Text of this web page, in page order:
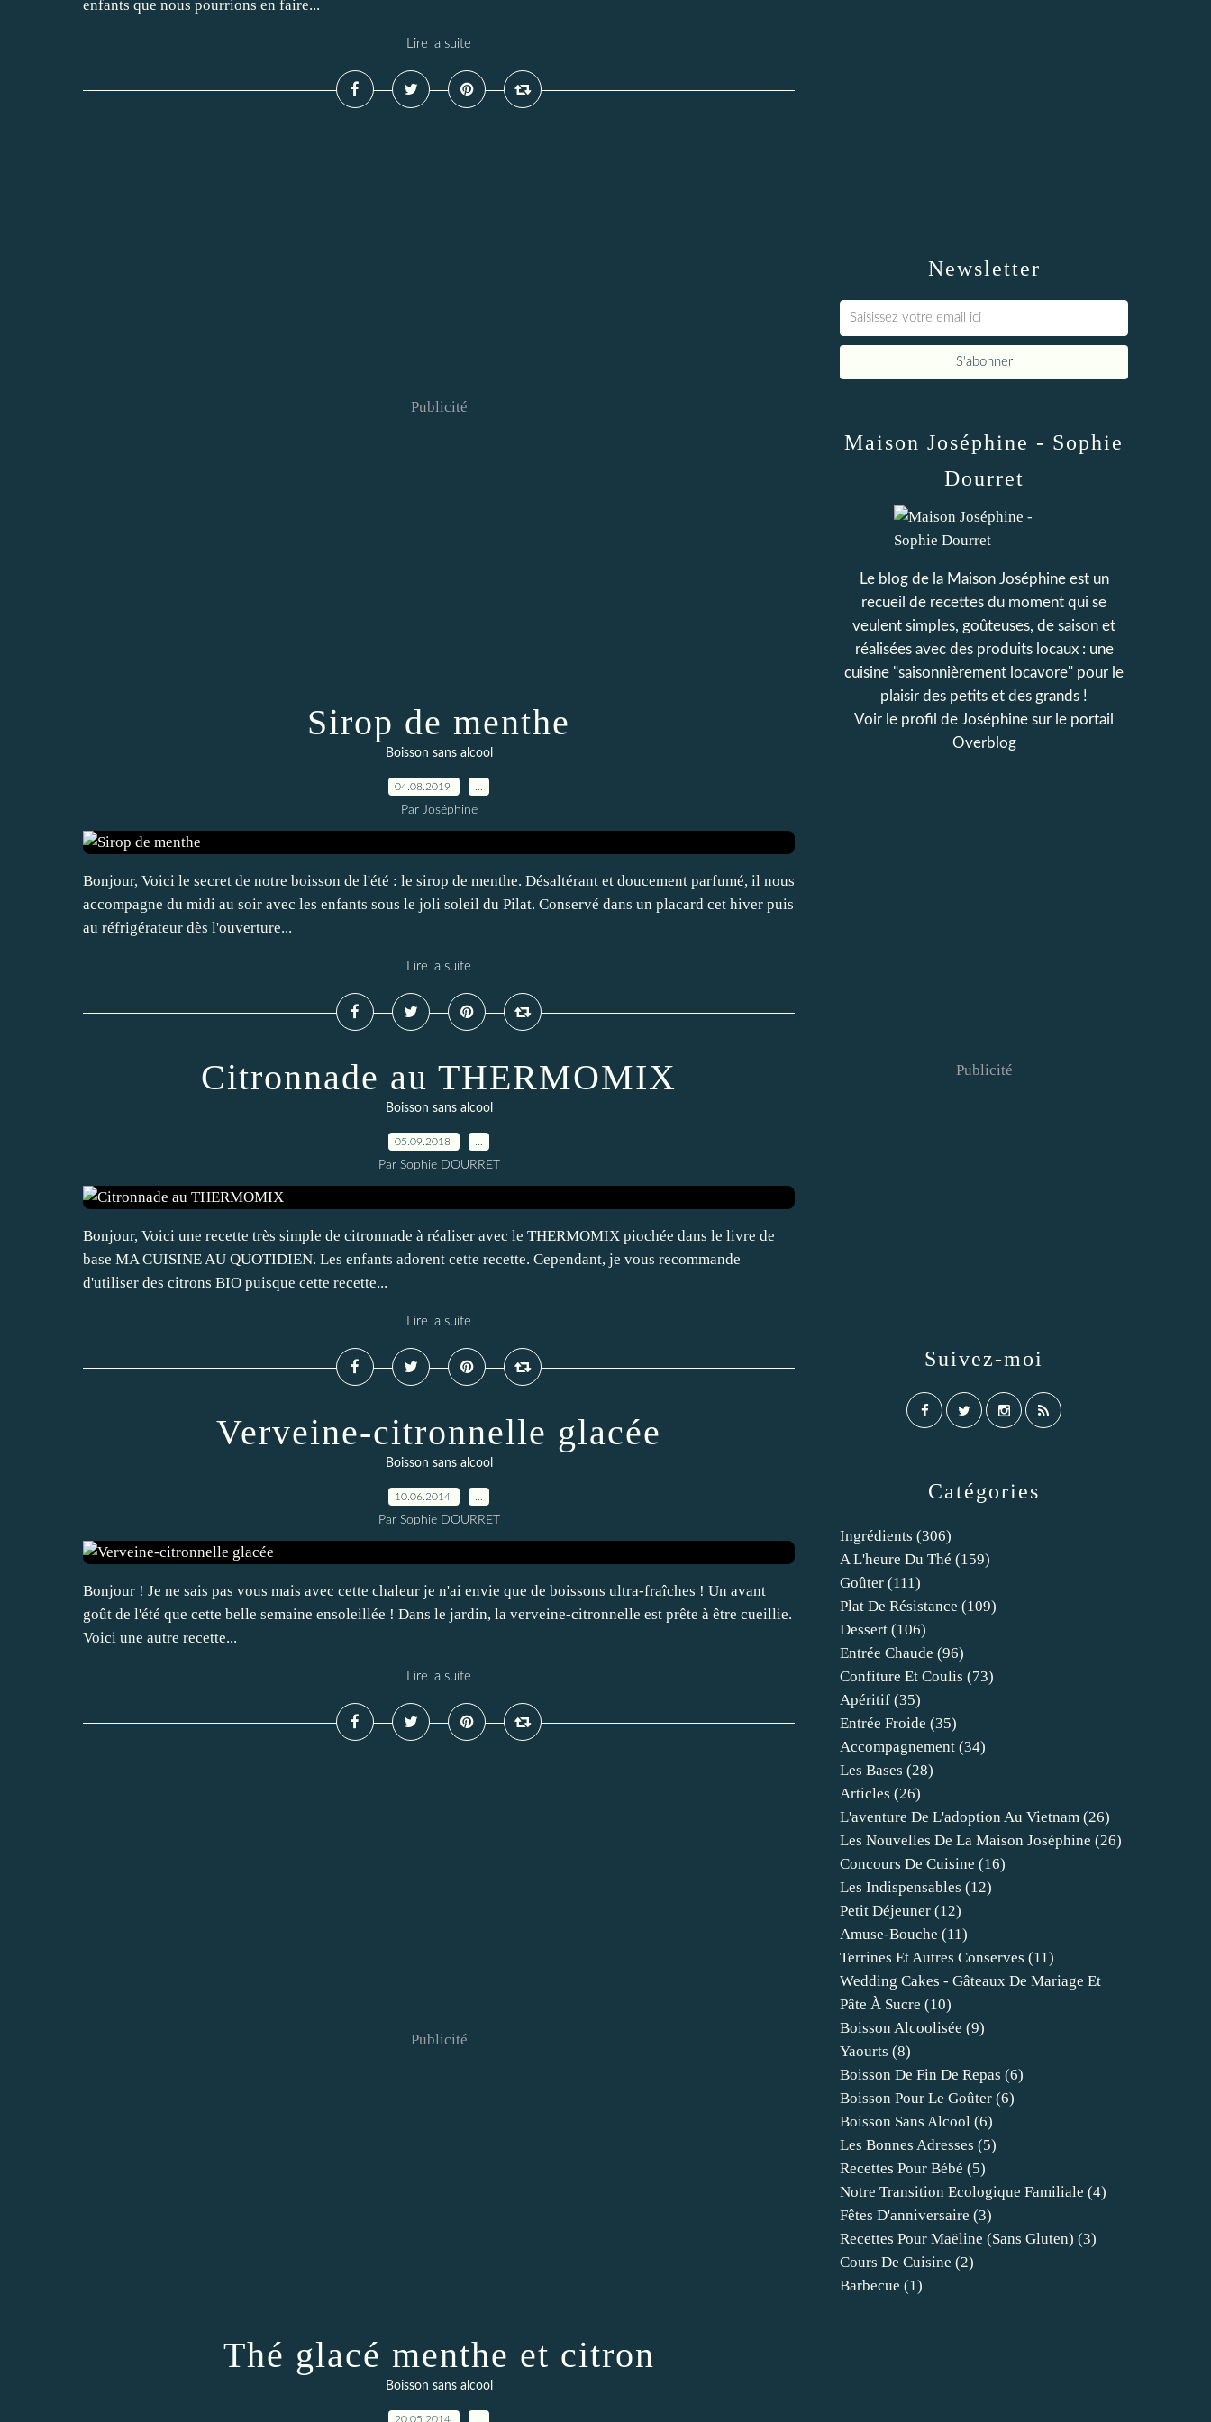
enfants que nous pourrions en faire...
Lire la suite
Publicité
Sirop de menthe
Boisson sans alcool
04.08.2019
Par Joséphine
Bonjour, Voici le secret de notre boisson de l'été : le sirop de menthe. Désaltérant et doucement parfumé, il nous
accompagne du midi au soir avec les enfants sous le joli soleil du Pilat. Conservé dans un placard cet hiver puis
au réfrigérateur dès l'ouverture...
Lire la suite
Citronnade au THERMOMIX
Boisson sans alcool
05.09.2018
Par Sophie DOURRET
Bonjour, Voici une recette très simple de citronnade à réaliser avec le THERMOMIX piochée dans le livre de
base MA CUISINE AU QUOTIDIEN. Les enfants adorent cette recette. Cependant, je vous recommande
d'utiliser des citrons BIO puisque cette recette...
Lire la suite
Verveine-citronnelle glacée
Boisson sans alcool
10.06.2014
Par Sophie DOURRET
Bonjour ! Je ne sais pas vous mais avec cette chaleur je n'ai envie que de boissons ultra-fraîches ! Un avant
goût de l'été que cette belle semaine ensoleillée ! Dans le jardin, la verveine-citronnelle est prête à être cueillie.
Voici une autre recette...
Lire la suite
Publicité
Thé glacé menthe et citron
Boisson sans alcool
20.05.2014
Newsletter
Catégories
Ingrédients (306)
A L'heure Du Thé (159)
Goûter (111)
Plat De Résistance (109)
Dessert (106)
Entrée Chaude (96)
Confiture Et Coulis (73)
Apéritif (35)
Entrée Froide (35)
Accompagnement (34)
Les Bases (28)
Articles (26)
L'aventure De L'adoption Au Vietnam (26)
Les Nouvelles De La Maison Joséphine (26)
Concours De Cuisine (16)
Les Indispensables (12)
Petit Déjeuner (12)
Amuse-Bouche (11)
Terrines Et Autres Conserves (11)
Wedding Cakes - Gâteaux De Mariage Et
Pâte À Sucre (10)
Boisson Alcoolisée (9)
Yaourts (8)
Boisson De Fin De Repas (6)
Boisson Pour Le Goûter (6)
Boisson Sans Alcool (6)
Les Bonnes Adresses (5)
Recettes Pour Bébé (5)
Notre Transition Ecologique Familiale (4)
Fêtes D'anniversaire (3)
Recettes Pour Maëline (sans Gluten) (3)
Cours De Cuisine (2)
Barbecue (1)
Maison Joséphine - Sophie
Dourret
Le blog de la Maison Joséphine est un
recueil de recettes du moment qui se
veulent simples, goûteuses, de saison et
réalisées avec des produits locaux : une
cuisine "saisonnièrement locavore" pour le
plaisir des petits et des grands !
Voir le profil de Joséphine sur le portail
Overblog
Suivez-moi
Publicité